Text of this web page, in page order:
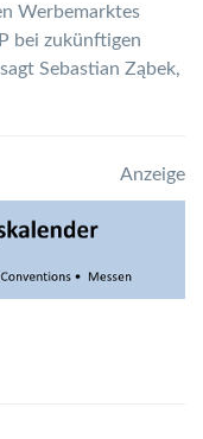
Werbemarktes
bei zukünftigen
Sebastian Ząbek,
Anzeige